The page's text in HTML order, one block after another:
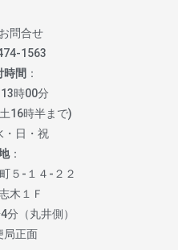
問合せ
1563
時間 ：
時00分
16時半まで)
・日・祝
：
５-１４-２２
木１Ｆ
分（丸井側）
局正面